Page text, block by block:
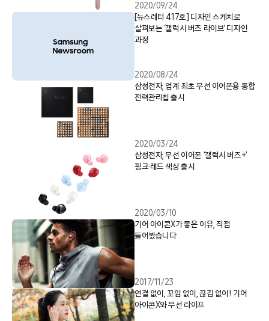
2020/09/24
[뉴스레터 417호] 디자인 스케치로
살펴보는 ‘갤럭시 버즈 라이브’ 디자인
과정
2020/08/24
삼성전자, 업계 최초 무선 이어폰용 통합
전력관리칩 출시
2020/03/24
삼성전자, 무선 이어폰 ‘갤럭시 버즈+’
핑크·레드 색상 출시
2020/03/10
기어 아이콘X가 좋은 이유, 직접
들어봤습니다
2017/11/23
연결 없이, 꼬임 없이, 끊김 없이! 기어
아이콘X와 무선 라이프